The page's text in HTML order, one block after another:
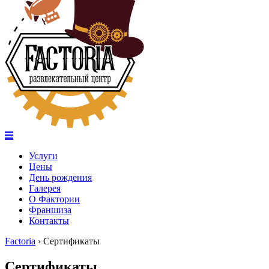
Услуги
Цены
День рождения
Галерея
О Фактории
Франшиза
Контакты
Factoria › Сертификаты